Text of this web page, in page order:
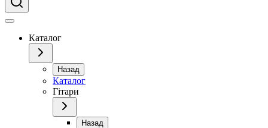
Каталог
Назад
Каталог
Гітари
Назад